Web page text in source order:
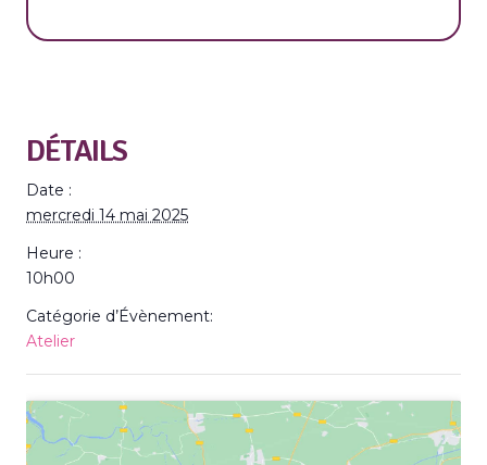
DÉTAILS
Date :
mercredi 14 mai 2025
Heure :
10h00
Catégorie d’Évènement:
Atelier